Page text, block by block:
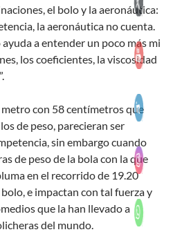
el bolo y la aeronáutica:
la aeronáutica no cuenta.
a entender un poco más mi
los coeficientes, la viscosidad
con 58 centímetros que
de peso, parecieran ser
sin embargo cuando
de peso de la bola con la que
en el recorrido de 19.20
e impactan con tal fuerza y
que la han llevado a
del mundo.